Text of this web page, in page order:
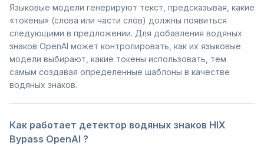
Языковые модели генерируют текст, предсказывая, какие
«токены» (слова или части слов) должны появиться
следующими в предложении. Для добавления водяных
знаков OpenAI может контролировать, как их языковые
модели выбирают, какие токены использовать, тем
самым создавая определенные шаблоны в качестве
водяных знаков.
Как работает детектор водяных знаков HIX
Bypass OpenAI ?